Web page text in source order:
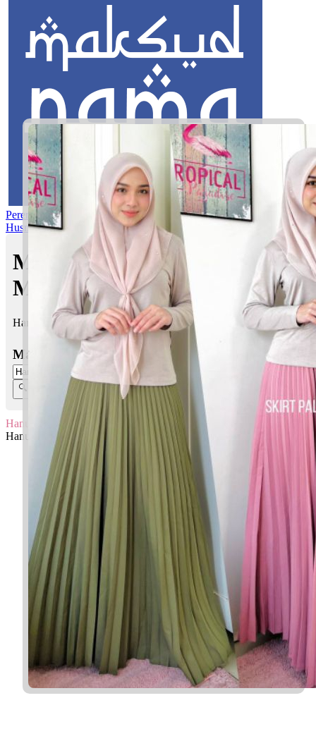
Perempuan Nama Pilihan Nama Gabungan Nama Rasul
Asma’ul
Husna Mom's Club
Maksud nama Hanun |
Maksud Nama dalam Islam
Hanun bermaksud Kesayangan
Masukkan Nama:
Hanun
Hanun: Kesayangan
✚ Baju Baby Custom Nama 'Hanun'